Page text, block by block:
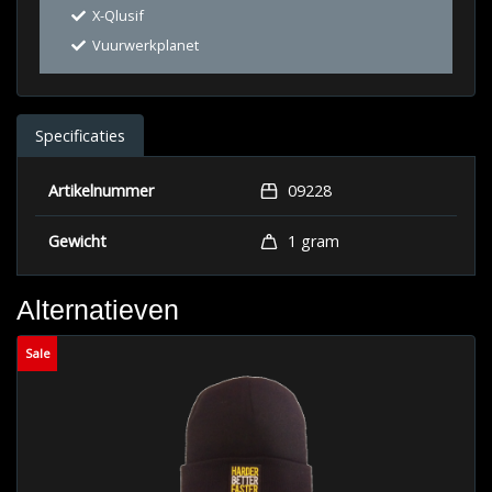
X-Qlusif
Vuurwerkplanet
Specificaties
Artikelnummer 09228
Gewicht 1 gram
Alternatieven
Sale